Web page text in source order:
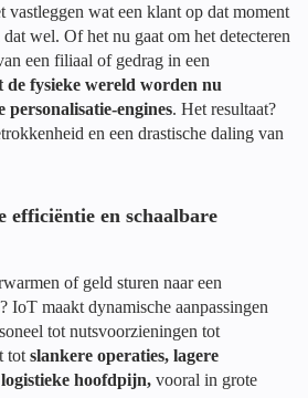
vastleggen wat een klant op dat moment
wel. Of het nu gaat om het detecteren
een filiaal of gedrag in een
de fysieke wereld worden nu
personalisatie-engines. Het resultaat?
en een drastische daling van
efficiëntie en schaalbare
of geld sturen naar een
IoT maakt dynamische aanpassingen
tot nutsvoorzieningen tot
tot slankere operaties, lagere
hoofdpijn, vooral in grote